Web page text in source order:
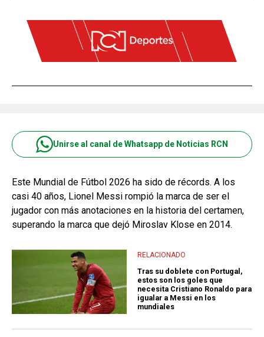
Unirse al canal de Whatsapp de Noticias RCN
Este Mundial de Fútbol 2026 ha sido de récords. A los
casi 40 años, Lionel Messi rompió la marca de ser el
jugador con más anotaciones en la historia del certamen,
superando la marca que dejó Miroslav Klose en 2014.
RELACIONADO
Tras su doblete con Portugal,
estos son los goles que
necesita Cristiano Ronaldo para
igualar a Messi en los
mundiales